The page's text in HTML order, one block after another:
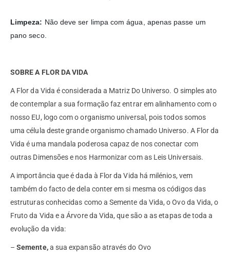
Limpeza: Não deve ser limpa com água, apenas passe um
pano seco.
SOBRE A FLOR DA VIDA
A Flor da Vida é considerada a Matriz Do Universo. O simples ato
de contemplar a sua formação faz entrar em alinhamento com o
nosso EU, logo com o organismo universal, pois todos somos
uma célula deste grande organismo chamado Universo. A Flor da
Vida é uma mandala poderosa capaz de nos conectar com
outras Dimensões e nos Harmonizar com as Leis Universais.
A importância que é dada à Flor da Vida há milénios, vem
também do facto de dela conter em si mesma os códigos das
estruturas conhecidas como a Semente da Vida, o Ovo da Vida, o
Fruto da Vida e a Árvore da Vida, que são a as etapas de toda a
evolução da vida:
–Semente,a sua expansão através do Ovo